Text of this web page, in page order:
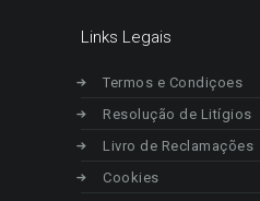
Links Legais
Termos e Condiçoes
Resolução de Litígios
Livro de Reclamações
Cookies